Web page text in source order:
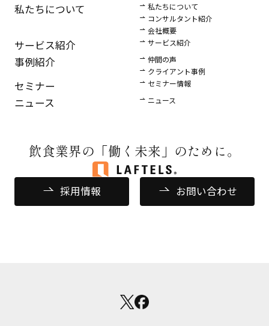
飲食業界の 「働く未来」のために。
私たちについて
私たちについて
コンサルタント紹介
会社概要
サービス紹介 サービス紹介
事例紹介
仲間の声
クライアント事例
セミナー セミナー情報
ニュース ニュース
採用情報 お問い合わせ